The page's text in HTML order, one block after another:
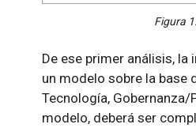
Figura
De ese primer análisis,
un modelo sobre la base
Tecnología,
modelo, deberá ser